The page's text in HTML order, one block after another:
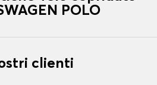
POLO
clienti